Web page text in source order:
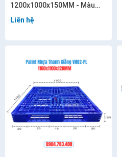
1200x1000x150MM - Màu
Liên hệ